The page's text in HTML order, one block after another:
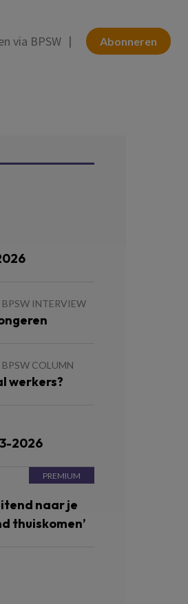
Abonneren
via BPSW
BPSW INTERVIEW
BPSW COLUMN
werkers?
2026
naar je
thuiskomen’